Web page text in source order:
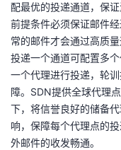
的
课
程
我
的
认
证
我
的
实
我
的
技
术
支
持
的
云
声
建
配最优的投递通道，保
前提条件必须保证邮件
常的邮件才会通过高质
投递一个通道可配置多
一个代理进行投递，轮
障。SDN提供全球代理
下，将信誉良好的储备
响，保障每个代理点的
外邮件的收发畅通。